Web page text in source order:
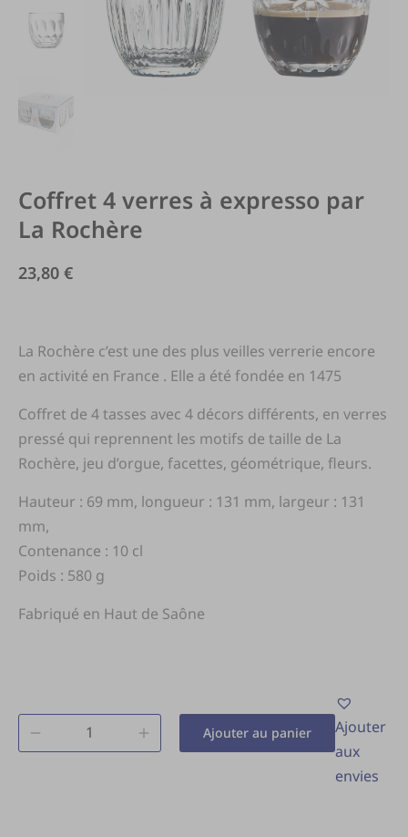
Coffret 4 verres à expresso par
La Rochère
23,80 €
La Rochère c’est une des plus veilles verrerie encore
en activité en France . Elle a été fondée en 1475
Coffret de 4 tasses avec 4 décors différents, en verres
pressé qui reprennent les motifs de taille de La
Rochère, jeu d’orgue, facettes, géométrique, fleurs.
Hauteur : 69 mm, longueur : 131 mm, largeur : 131
mm,
Contenance : 10 cl
Poids : 580 g
Fabriqué en Haut de Saône
Ajouter au panier
Ajouter
aux
envies